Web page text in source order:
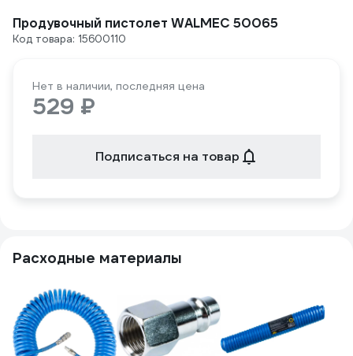
Продувочный пистолет WALMEC 50065
Код товара: 15600110
Нет в наличии, последняя цена
529 ₽
Подписаться на товар
Расходные материалы